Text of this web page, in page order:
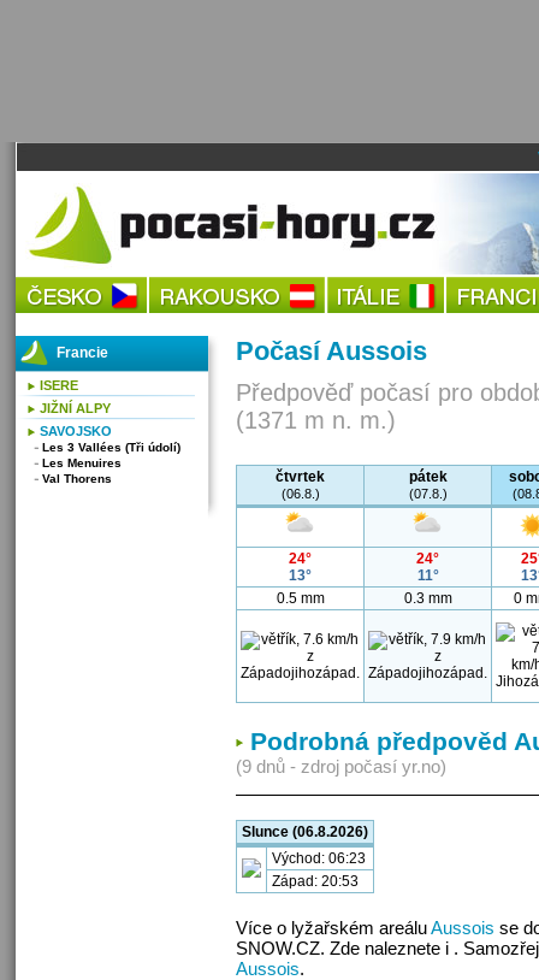
Počasí Aussois
Předpověď počasí pro
(1371 m n. m.)
čtvrtek
(06.8.)
pátek
(07.8.)
24°
13°
24°
11°
0.5 mm
0.3 mm 0
Podrobná předpověd
(9 dnů - zdroj počasí yr.no)
Slunce (06.8.2026)
Východ: 06:23
Západ: 20:53
Více o lyžařském areáluAussois se
SNOW.CZ. Zde naleznete i .
Aussois.
Francie
ISERE
JIŽNÍ ALPY
SAVOJSKO
Les 3 Vallées (Tři údolí)
Les Menuires
Val Thorens